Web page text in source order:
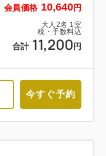
会員価格 10,640円
大人 2名 1 室
税・手数料込
合計 11,200 円
今すぐ予約